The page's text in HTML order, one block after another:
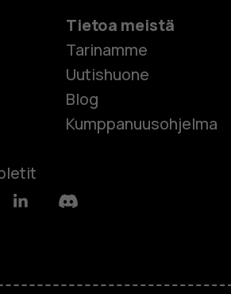
Tietoa meistä
Tarinamme
Uutishuone
Blog
Kumppanuusohjelma
LinkedinDiscord